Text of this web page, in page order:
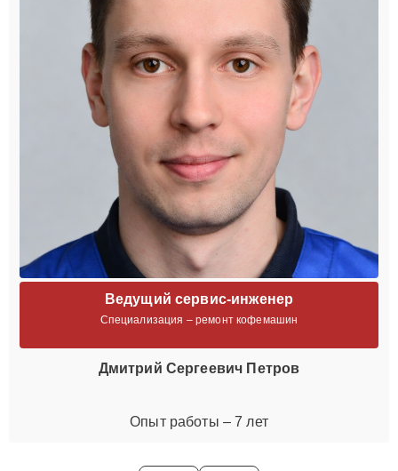
Ведущий сервис-инженер
Специализация – ремонт кофемашин
Дмитрий Сергеевич Петров
Опыт работы – 7 лет